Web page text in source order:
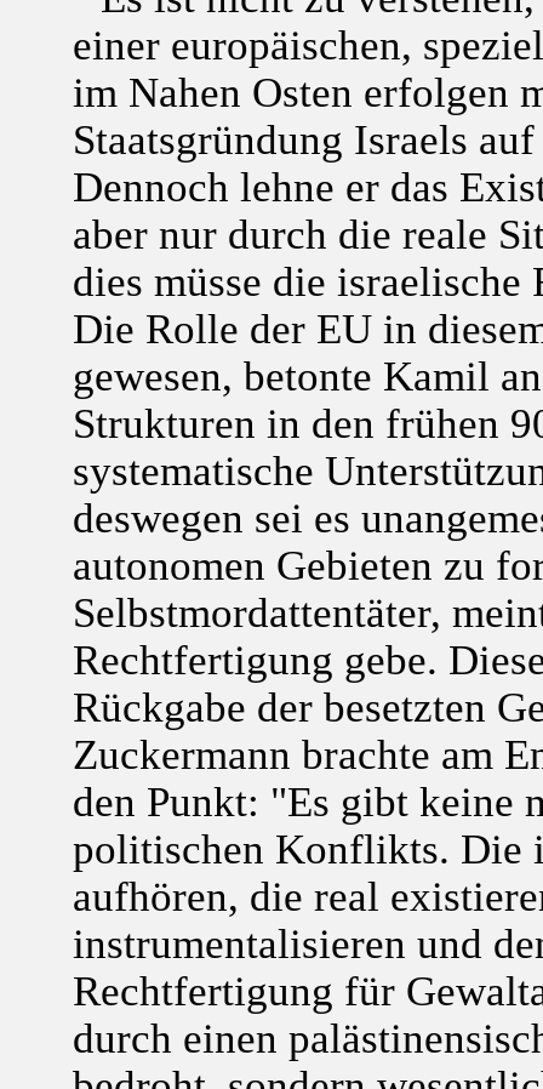
einer europäischen,
im Nahen Osten erfolgen
Staatsgründung Israels
Dennoch lehne er das
aber nur durch die reale
dies müsse die
Die Rolle der EU in
gewesen, betonte Kamil
Strukturen in den frühen
systematische
deswegen sei es
autonomen Gebieten zu
Selbstmordattentäter,
Rechtfertigung gebe.
Rückgabe der besetzten
Zuckermann brachte am
den Punkt: "Es gibt keine
politischen Konflikts. Die
aufhören, die real
instrumentalisieren und
Rechtfertigung für
durch einen